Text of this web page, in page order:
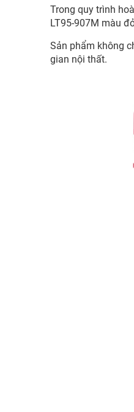
Trong quy trình
LT95-907M màu
Sản phẩm không
gian nội thất.